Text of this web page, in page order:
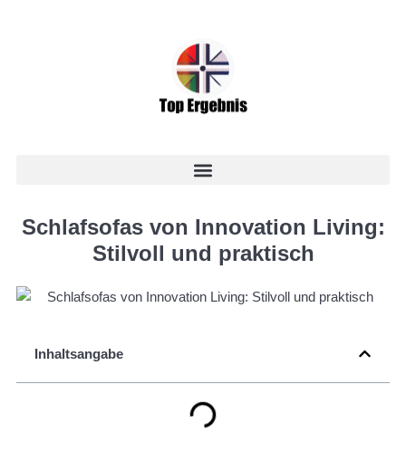
Schlafsofas von Innovation Living:
Stilvoll und praktisch
Inhaltsangabe